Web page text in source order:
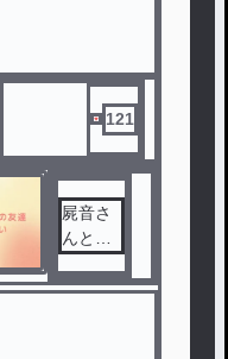
エスト
日本受
日本愛
されで
色んな
121
屍音さ
んと屍
の友達